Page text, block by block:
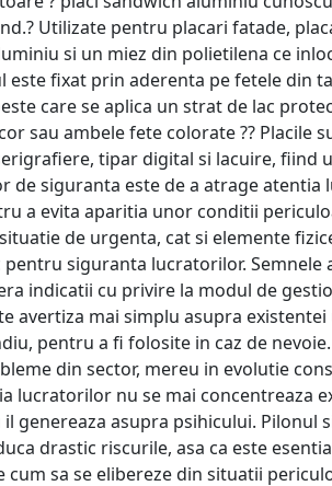
Utilizate pentru placari fatade,
si un miez din polietilena ce
este fixat prin aderenta pe fetele din
care se aplica un strat de lac
sau ambele fete colorate ??
tipar digital si lacuire, fiind
de siguranta este de a atrage
a evita aparitia unor conditii
de urgenta, cat si elemente
siguranta lucratorilor.
indicatii cu privire la modul de
avertiza mai simplu asupra
pentru a fi folosite in caz de
din sector, mereu in evolutie
lucratorilor nu se mai concentreaza
genereaza asupra psihicului.
drastic riscurile, asa ca este
cum sa se elibereze din situatii